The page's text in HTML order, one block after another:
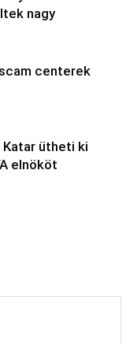
nagy
centerek
Katar ütheti ki
elnököt